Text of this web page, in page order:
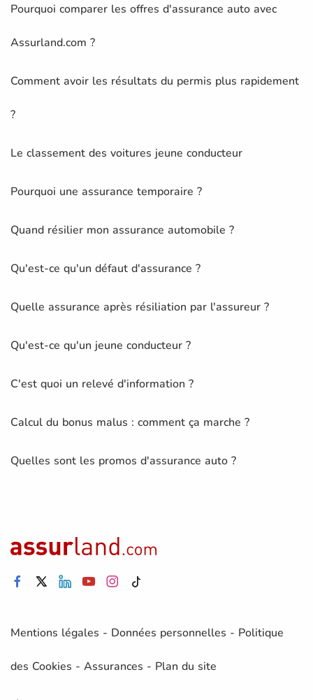
Pourquoi comparer les offres d'assurance auto avec
Assurland.com ?
Comment avoir les résultats du permis plus rapidement
?
Le classement des voitures jeune conducteur
Pourquoi une assurance temporaire ?
Quand résilier mon assurance automobile ?
Qu'est-ce qu'un défaut d'assurance ?
Quelle assurance après résiliation par l'assureur ?
Qu'est-ce qu'un jeune conducteur ?
C'est quoi un relevé d'information ?
Calcul du bonus malus : comment ça marche ?
Quelles sont les promos d'assurance auto ?
Mentions légales - Données personnelles - Politique
des Cookies - Assurances - Plan du site